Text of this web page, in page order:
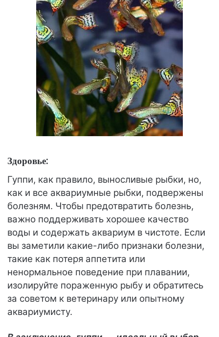
Здоровье:
Гуппи, как правило, выносливые рыбки, но,
как и все аквариумные рыбки, подвержены
болезням. Чтобы предотвратить болезнь,
важно поддерживать хорошее качество
воды и содержать аквариум в чистоте. Если
вы заметили какие-либо признаки болезни,
такие как потеря аппетита или
ненормальное поведение при плавании,
изолируйте пораженную рыбу и обратитесь
за советом к ветеринару или опытному
аквариумисту.